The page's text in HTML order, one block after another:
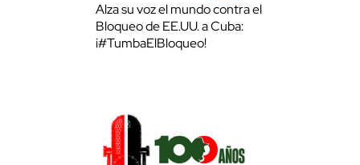
Alza su voz el mundo contra el
Bloqueo de EE.UU. a Cuba:
¡#TumbaElBloqueo!